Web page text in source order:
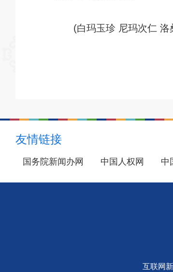
(白玛玉珍 尼玛次仁 洛
友情链接
国务院新闻办网 中国人权网 中
互联网